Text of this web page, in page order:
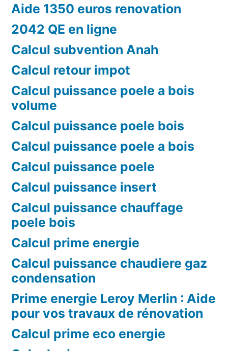
Aide 1350 euros renovation
2042 QE en ligne
Calcul subvention Anah
Calcul retour impot
Calcul puissance poele a bois
volume
Calcul puissance poele bois
Calcul puissance poele a bois
Calcul puissance poele
Calcul puissance insert
Calcul puissance chauffage
poele bois
Calcul prime energie
Calcul puissance chaudiere gaz
condensation
Prime energie Leroy Merlin : Aide
pour vos travaux de rénovation
Calcul prime eco energie